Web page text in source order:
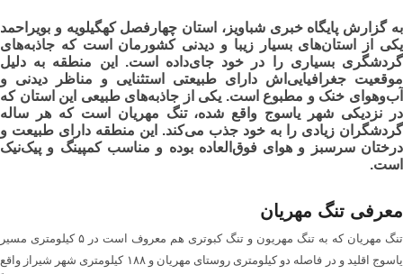
به گزارش پایگاه خبری شباویز، استان چهارفصل کهگیلویه و بویراحمد
یکی از استان‌های بسیار زیبا و دیدنی کشورمان است که جاذبه‌های
گردشگری بسیاری را در خود جای‌داده است. این منطقه به دلیل
موقعیت جغرافیایی‌اش دارای طبیعتی استثنایی و مناظر دیدنی و
آب‌وهوای خنک و مطبوع است. یکی از جاذبه‌های طبیعی این استان که
در نزدیکی شهر یاسوج واقع شده، تنگ مهریان است که هر ساله
گردشگران زیادی را به خود جذب می‌کند. این منطقه دارای طبیعت و
درختان سرسبز و هوای فوق‌العاده بوده و مناسب کمپینگ و پیک‌نیک
است.
معرفی تنگ مهریان
تنگ مهریان که به تنگ مهریون و تنگ کبوتری هم معروف است در ۵ کیلومتری مسیر
یاسوج اقلید و در فاصله دو کیلومتری روستای مهریان و ۱۸۸ کیلومتری شهر شیراز واقع